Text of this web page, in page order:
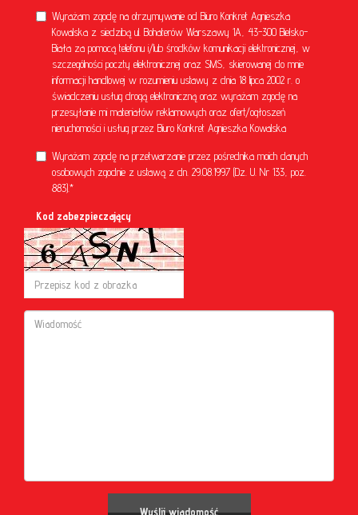
Wyrażam zgodę na otrzymywanie od Biuro Konkret Agnieszka
Kowalska z siedzibą ul. Bohaterów Warszawy 1A, 43-300 Bielsko-
Biała za pomocą telefonu i/lub środków komunikacji elektronicznej, w
szczególności poczty elektronicznej oraz SMS, skierowanej do mnie
informacji handlowej w rozumieniu ustawy z dnia 18 lipca 2002 r. o
świadczeniu usług drogą elektroniczną oraz wyrażam zgodę na
przesyłanie mi materiałów reklamowych oraz ofert/ogłoszeń
nieruchomości i usług przez Biuro Konkret Agnieszka Kowalska
Wyrażam zgodę na przetwarzanie przez pośrednika moich danych
osobowych zgodnie z ustawą z dn. 29.08.1997 (Dz. U. Nr 133, poz.
883).*
Kod zabezpieczający